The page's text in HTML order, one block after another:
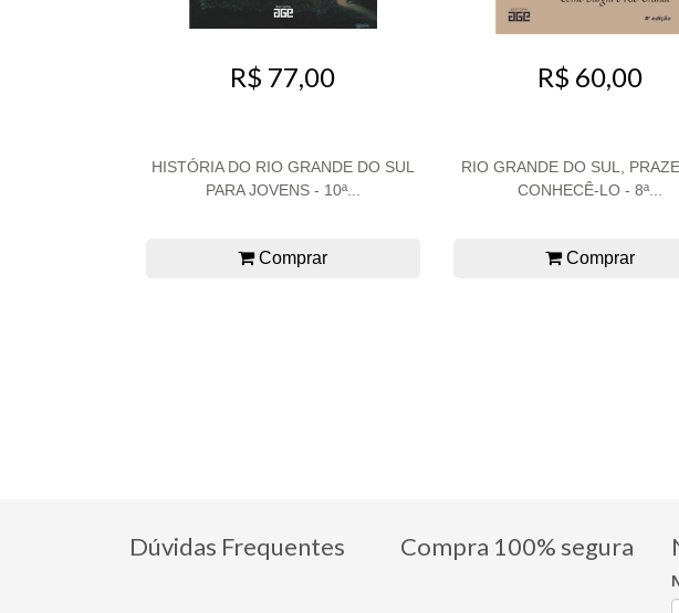
R$ 77,00
HISTÓRIA DO RIO GRANDE DO SUL
PARA JOVENS - 10ª...
Comprar
R$ 60,00
RIO GRANDE DO SUL,
CONHECÊ-LO - 8ª...
Comprar
Dúvidas Frequentes Compra 100% segura